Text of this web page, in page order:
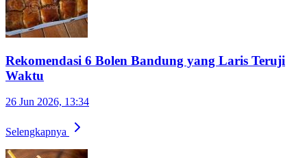
Rekomendasi 6 Bolen Bandung yang Laris Teruji
Waktu
26 Jun 2026, 13:34
Selengkapnya